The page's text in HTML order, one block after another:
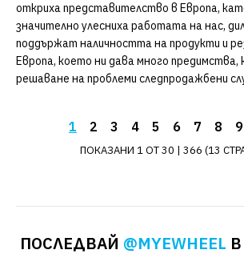
откриха представителство в Европа,
значително улесниха работата на нас,
поддържат наличността на продукти и
Европа, което ни дава много предимства,
решаване на проблеми следпродажбени
KINGSONG
В
1 2 3 4 5 6 7 8 9
ПОКАЗАНИ 1 ОТ 30 | 366 (13
ПОСЛЕДВАЙ @MYEWHEEL